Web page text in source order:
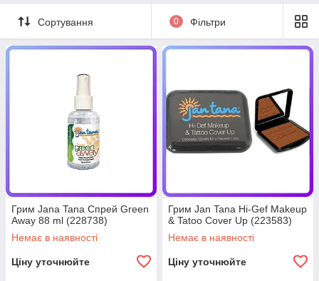
Сортування 0 Фільтри
Грим Jana Tana Спрей Green
Away 88 ml (228738)
Немає в наявності
Ціну уточнюйте
Грим Jan Tana Hi-Gef Makeup
& Tatoo Cover Up (223583)
Немає в наявності
Ціну уточнюйте